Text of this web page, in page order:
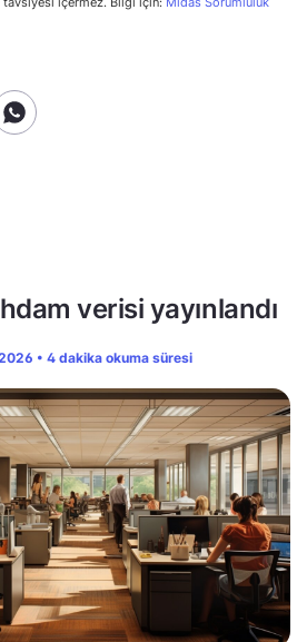
verisi yayınlandı
• 4 dakika okuma süresi